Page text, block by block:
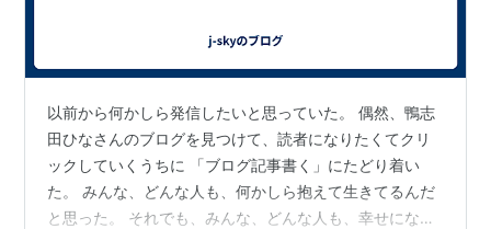
以前から何かしら発信したいと思っていた。 偶然、鴨志
田ひなさんのブログを見つけて、読者になりたくてクリ
ックしていくうちに 「ブログ記事書く」にたどり着い
た。 みんな、どんな人も、何かしら抱えて生きてるんだ
と思った。 それでも、みんな、どんな人も、幸せになっ